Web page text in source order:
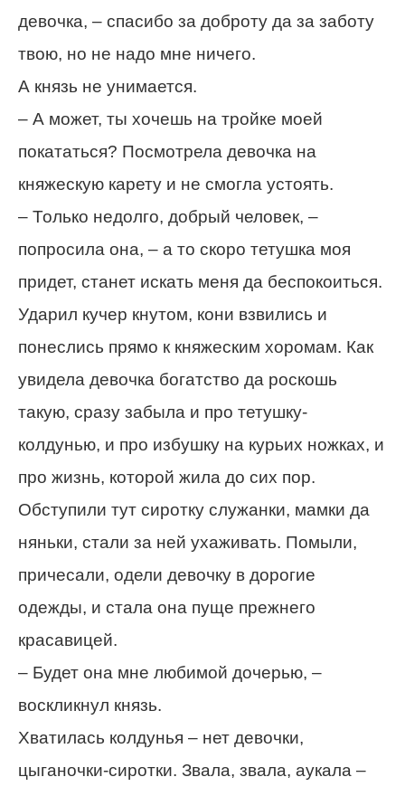
девочка, – спасибо за доброту да за заботу
твою, но не надо мне ничего.
А князь не унимается.
– А может, ты хочешь на тройке моей
покататься? Посмотрела девочка на
княжескую карету и не смогла устоять.
– Только недолго, добрый человек, –
попросила она, – а то скоро тетушка моя
придет, станет искать меня да беспокоиться.
Ударил кучер кнутом, кони взвились и
понеслись прямо к княжеским хоромам. Как
увидела девочка богатство да роскошь
такую, сразу забыла и про тетушку-
колдунью, и про избушку на курьих ножках, и
про жизнь, которой жила до сих пор.
Обступили тут сиротку служанки, мамки да
няньки, стали за ней ухаживать. Помыли,
причесали, одели девочку в дорогие
одежды, и стала она пуще прежнего
красавицей.
– Будет она мне любимой дочерью, –
воскликнул князь.
Хватилась колдунья – нет девочки,
цыганочки-сиротки. Звала, звала, аукала –